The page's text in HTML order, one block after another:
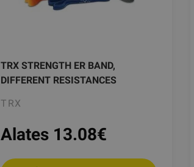
TRX STRENGTH ER BAND,
DIFFERENT RESISTANCES
TRX
Alates 13.08€